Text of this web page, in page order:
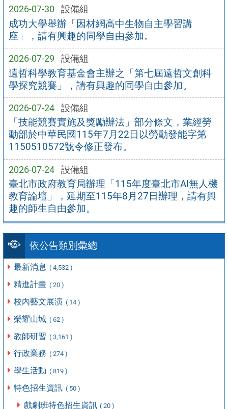
2026-07-30 設備組
成功大學舉辦「因材網高中生物自主學習講
座」，請有興趣的同學自由參加。
2026-07-29 設備組
遠哲科學教育基金會主辦之「第七屆遠哲文創科
學探究競賽」，請有興趣的同學自由參加。
2026-07-24 設備組
「技能競賽實施及獎勵辦法」部分條文，業經勞
動部於中華民國115年7月22日以勞動發能字第
1150510572號令修正發布。
2026-07-24 設備組
臺北市政府教育局辦理「115年度臺北市AI無人機
教育論壇」，延期至115年8月27日辦理，請有興
趣的師生自由參加。
依公告類別彙總
最新消息 ( 4,532 )
精進計畫 ( 20 )
校內藝文展演 ( 14 )
榮耀山城 ( 62 )
教師研習 ( 3,161 )
行政業務 ( 274 )
學生活動 ( 819 )
特色招生資訊 ( 50 )
戲劇班特色招生資訊 ( 20 )